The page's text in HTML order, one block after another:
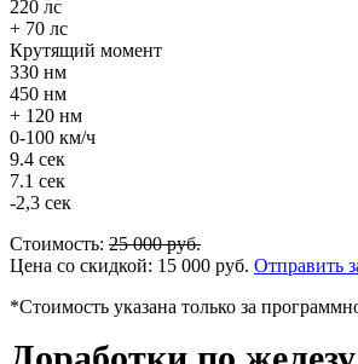
220 лс
+ 70 лс
Крутящий момент
330 нм
450 нм
+ 120 нм
0-100 км/ч
9.4 сек
7.1 сек
-2,3 сек
Стоимость: 25 000руб.
Цена со скидкой: 15 000 руб. Отправить
*Стоимость указана только за